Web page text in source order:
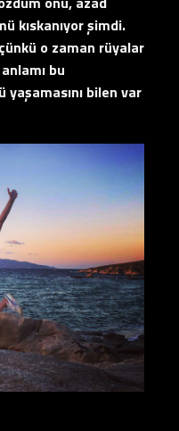
kıskanıyor şimdi.
o zaman rüyalar
bu
bilen var